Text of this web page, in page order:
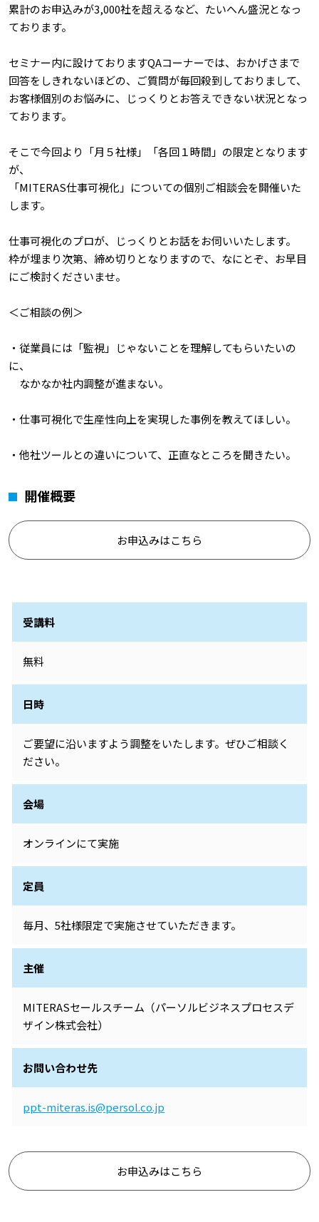
累計のお申込みが3,000社を超えるなど、たいへん盛況となっ
ております。
セミナー内に設けておりますQAコーナーでは、おかげさまで
回答をしきれないほどの、ご質問が毎回殺到しておりまして、
お客様個別のお悩みに、じっくりとお答えできない状況となっ
ております。
そこで今回より「月５社様」「各回１時間」の限定となります
が、
「MITERAS仕事可視化」についての個別ご相談会を開催いた
します。
仕事可視化のプロが、じっくりとお話をお伺いいたします。
枠が埋まり次第、締め切りとなりますので、なにとぞ、お早目
にご検討くださいませ。
＜ご相談の例＞
・従業員には「監視」じゃないことを理解してもらいたいの
に、
なかなか社内調整が進まない。
・仕事可視化で生産性向上を実現した事例を教えてほしい。
・他社ツールとの違いについて、正直なところを聞きたい。
開催概要
お申込みはこちら
受講料
無料
日時
ご要望に沿いますよう調整をいたします。ぜひご相談く
ださい。
会場
オンラインにて実施
定員
毎月、5社様限定で実施させていただきます。
主催
MITERASセールスチーム（パーソルビジネスプロセスデ
ザイン株式会社）
お問い合わせ先
ppt-miteras.is@persol.co.jp
お申込みはこちら